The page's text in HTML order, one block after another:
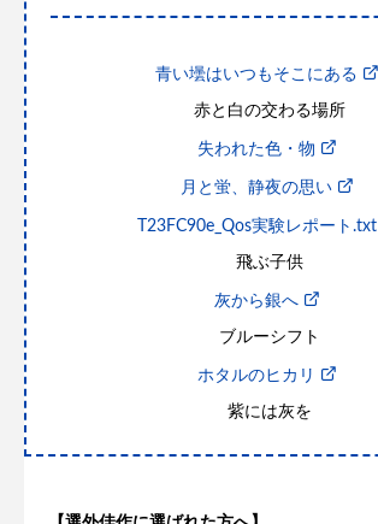
青い壜はいつもそこにある
赤と白の交わる場所
失われた色・物
月と蛍、静夜の思い
T23FC90e_Qos実験レポート.txt
飛ぶ子供
灰から銀へ
ブルーシフト
ホタルのヒカリ
紫には灰を